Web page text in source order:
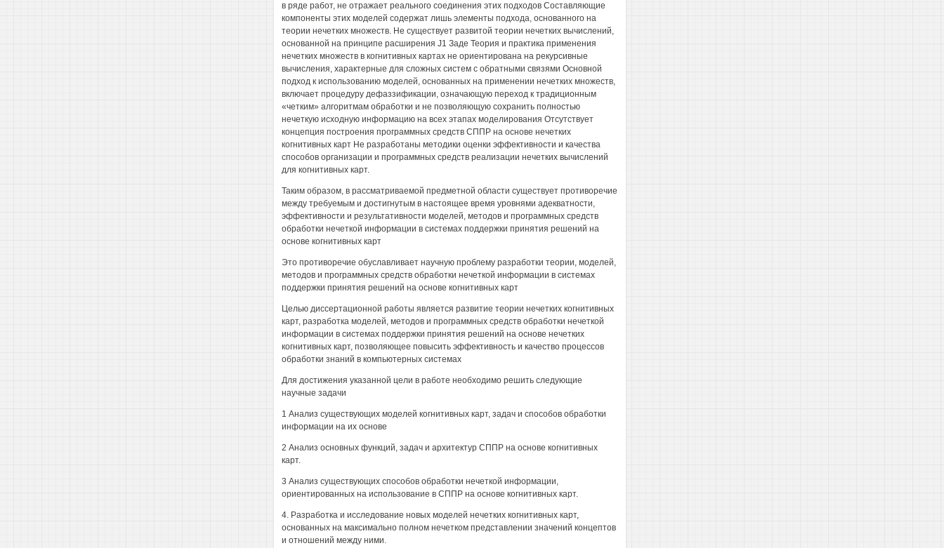
в ряде работ, не отражает реального соединения этих подходов Составляющие
компоненты этих моделей содержат лишь элементы подхода, основанного на
теории нечетких множеств. Не существует развитой теории нечетких вычислений,
основанной на принципе расширения J1 Заде Теория и практика применения
нечетких множеств в когнитивных картах не ориентирована на рекурсивные
вычисления, характерные для сложных систем с обратными связями Основной
подход к использованию моделей, основанных на применении нечетких множеств,
включает процедуру дефаззификации, означающую переход к традиционным
«четким» алгоритмам обработки и не позволяющую сохранить полностью
нечеткую исходную информацию на всех этапах моделирования Отсутствует
концепция построения программных средств СППР на основе нечетких
когнитивных карт Не разработаны методики оценки эффективности и качества
способов организации и программных средств реализации нечетких вычислений
для когнитивных карт.
Таким образом, в рассматриваемой предметной области существует противоречие
между требуемым и достигнутым в настоящее время уровнями адекватности,
эффективности и результативности моделей, методов и программных средств
обработки нечеткой информации в системах поддержки принятия решений на
основе когнитивных карт
Это противоречие обуславливает научную проблему разработки теории, моделей,
методов и программных средств обработки нечеткой информации в системах
поддержки принятия решений на основе когнитивных карт
Целью диссертационной работы является развитие теории нечетких когнитивных
карт, разработка моделей, методов и программных средств обработки нечеткой
информации в системах поддержки принятия решений на основе нечетких
когнитивных карт, позволяющее повысить эффективность и качество процессов
обработки знаний в компьютерных системах
Для достижения указанной цели в работе необходимо решить следующие
научные задачи
1 Анализ существующих моделей когнитивных карт, задач и способов обработки
информации на их основе
2 Анализ основных функций, задач и архитектур СППР на основе когнитивных
карт.
3 Анализ существующих способов обработки нечеткой информации,
ориентированных на использование в СППР на основе когнитивных карт.
4. Разработка и исследование новых моделей нечетких когнитивных карт,
основанных на максимально полном нечетком представлении значений концептов
и отношений между ними.